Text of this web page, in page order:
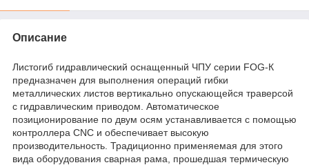
Описание
Листогиб гидравлический оснащенный ЧПУ серии FOG-К
предназначен для выполнения операций гибки
металлических листов вертикально опускающейся траверсой
с гидравлическим приводом. Автоматическое
позиционирование по двум осям устанавливается с помощью
контроллера CNC и обеспечивает высокую
производительность. Традиционно применяемая для этого
вида оборудования сварная рама, прошедшая термическую